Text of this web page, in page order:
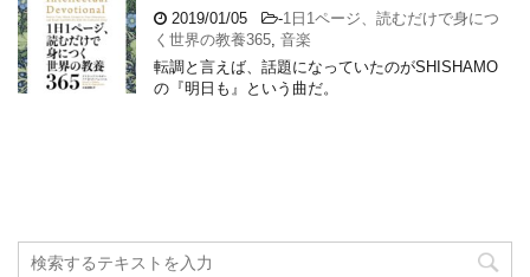
2019/01/05 -1日1ページ、読むだけで身につ
く世界の教養365 音楽
転調と言えば、話題になっていたのがSHISHAMO
の『明日も』という曲だ。